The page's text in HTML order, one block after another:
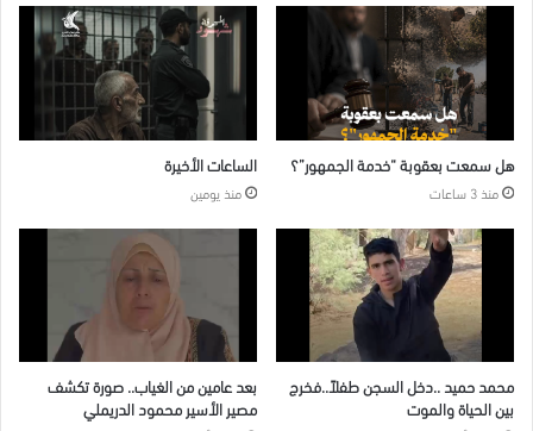
هل سمعت بعقوبة “خدمة الجمهور”؟
منذ 3 ساعات
الساعات الأخيرة
منذ يومين
محمد حميد ..دخل السجن طفلاً..فخرج
بين الحياة والموت
بعد عامين من الغياب.. صورة تكشف
مصير الأسير محمود الدريملي